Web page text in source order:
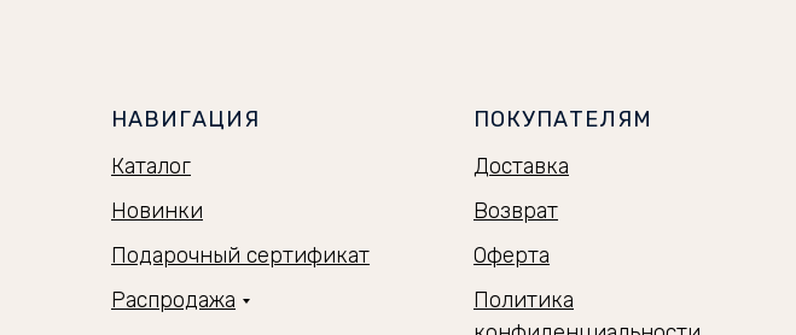
НАВИГАЦИЯ
Каталог
Новинки
Подарочный сертификат
Распродажа
ПОКУПАТЕЛЯМ
Доставка
Возврат
Оферта
Политика